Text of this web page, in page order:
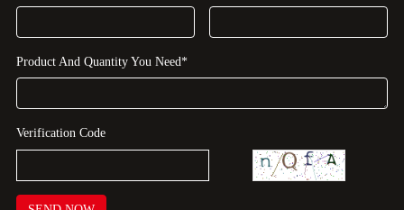
Product And Quantity You Need*
Verification Code